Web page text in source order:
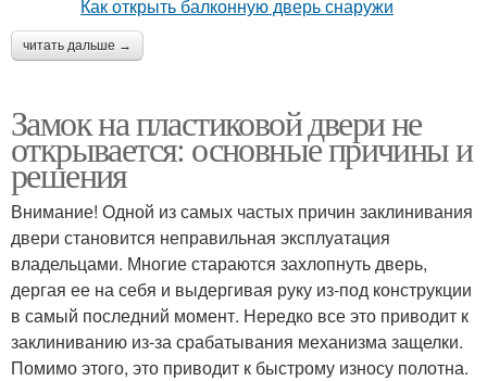
читать дальше →
Замок на пластиковой двери не
открывается: основные причины и
решения
Внимание! Одной из самых частых причин заклинивания
двери становится неправильная эксплуатация
владельцами. Многие стараются захлопнуть дверь,
дергая ее на себя и выдергивая руку из-под конструкции
в самый последний момент. Нередко все это приводит к
заклиниванию из-за срабатывания механизма защелки.
Помимо этого, это приводит к быстрому износу полотна.